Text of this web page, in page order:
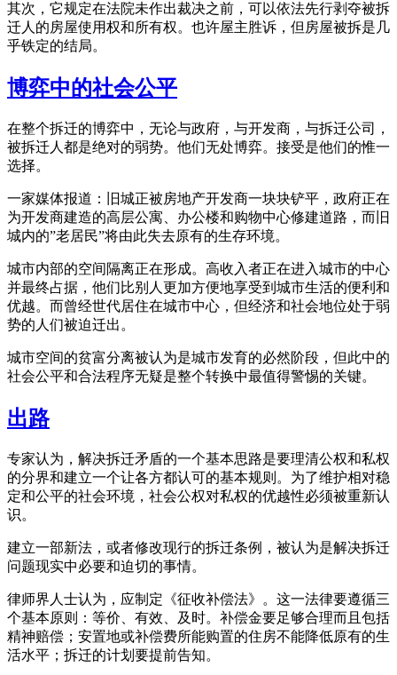
其次，它规定在法院未作出裁决之前，可以依法先行剥夺被拆
迁人的房屋使用权和所有权。也许屋主胜诉，但房屋被拆是几
乎铁定的结局。
博弈中的社会公平
在整个拆迁的博弈中，无论与政府，与开发商，与拆迁公司，
被拆迁人都是绝对的弱势。他们无处博弈。接受是他们的惟一
选择。
一家媒体报道：旧城正被房地产开发商一块块铲平，政府正在
为开发商建造的高层公寓、办公楼和购物中心修建道路，而旧
城内的”老居民”将由此失去原有的生存环境。
城市内部的空间隔离正在形成。高收入者正在进入城市的中心
并最终占据，他们比别人更加方便地享受到城市生活的便利和
优越。而曾经世代居住在城市中心，但经济和社会地位处于弱
势的人们被迫迁出。
城市空间的贫富分离被认为是城市发育的必然阶段，但此中的
社会公平和合法程序无疑是整个转换中最值得警惕的关键。
出路
专家认为，解决拆迁矛盾的一个基本思路是要理清公权和私权
的分界和建立一个让各方都认可的基本规则。为了维护相对稳
定和公平的社会环境，社会公权对私权的优越性必须被重新认
识。
建立一部新法，或者修改现行的拆迁条例，被认为是解决拆迁
问题现实中必要和迫切的事情。
律师界人士认为，应制定《征收补偿法》。这一法律要遵循三
个基本原则：等价、有效、及时。补偿金要足够合理而且包括
精神赔偿；安置地或补偿费所能购置的住房不能降低原有的生
活水平；拆迁的计划要提前告知。